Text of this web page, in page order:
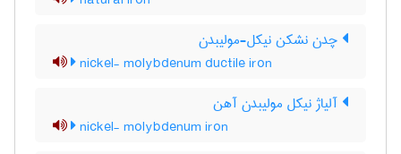
چدن نشکن نیکل-مولیبدن
nickel- molybdenum ductile iron
آلیاژ نیکل مولیبدن آهن
nickel- molybdenum iron